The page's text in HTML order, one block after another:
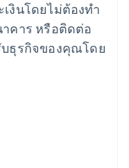
งินโดยไม่ต้องทำ
คาร หรือติดต่อ
บธุรกิจของคุณโดย